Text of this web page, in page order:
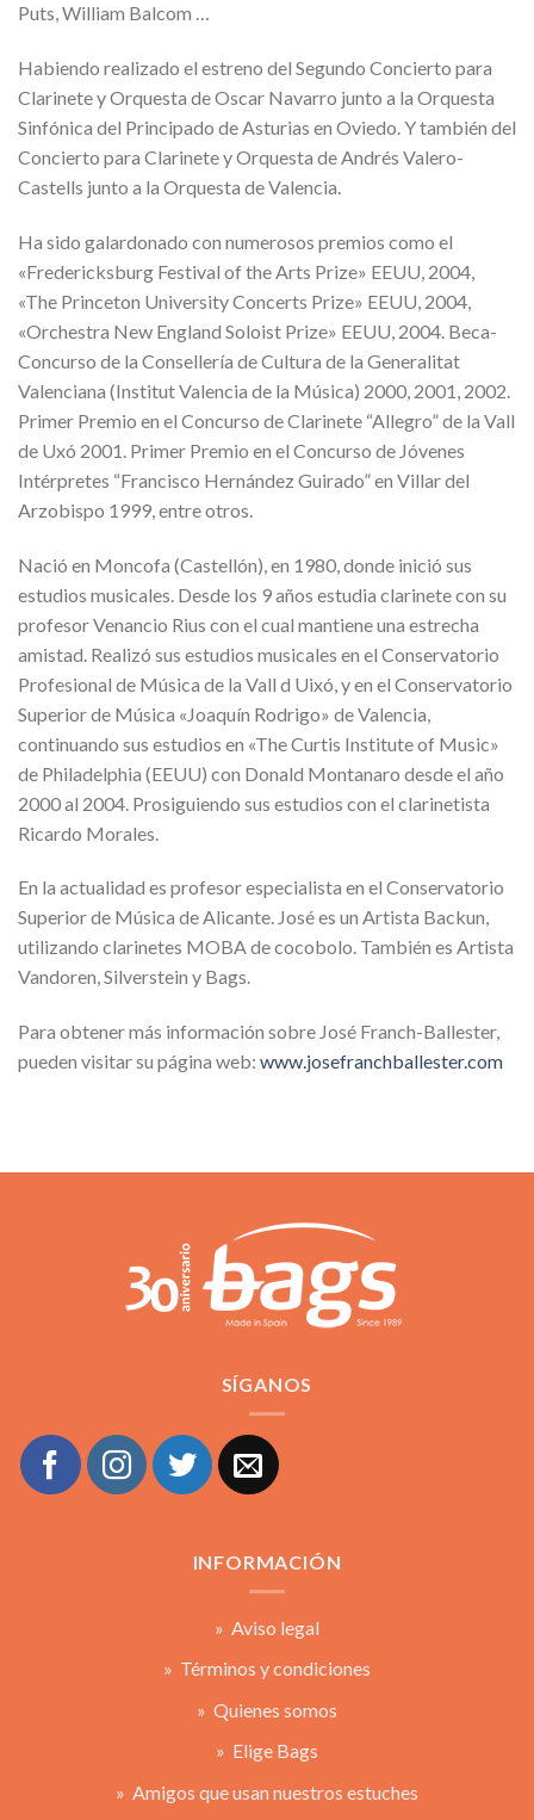
Puts, William Balcom …
Habiendo realizado el estreno del Segundo Concierto para
Clarinete y Orquesta de Oscar Navarro junto a la Orquesta
Sinfónica del Principado de Asturias en Oviedo. Y también del
Concierto para Clarinete y Orquesta de Andrés Valero-
Castells junto a la Orquesta de Valencia.
Ha sido galardonado con numerosos premios como el
«Fredericksburg Festival of the Arts Prize» EEUU, 2004,
«The Princeton University Concerts Prize» EEUU, 2004,
«Orchestra New England Soloist Prize» EEUU, 2004. Beca-
Concurso de la Consellería de Cultura de la Generalitat
Valenciana (Institut Valencia de la Música) 2000, 2001, 2002.
Primer Premio en el Concurso de Clarinete “Allegro” de la Vall
de Uxó 2001. Primer Premio en el Concurso de Jóvenes
Intérpretes “Francisco Hernández Guirado” en Villar del
Arzobispo 1999, entre otros.
Nació en Moncofa (Castellón), en 1980, donde inició sus
estudios musicales. Desde los 9 años estudia clarinete con su
profesor Venancio Rius con el cual mantiene una estrecha
amistad. Realizó sus estudios musicales en el Conservatorio
Profesional de Música de la Vall d Uixó, y en el Conservatorio
Superior de Música «Joaquín Rodrigo» de Valencia,
continuando sus estudios en «The Curtis Institute of Music»
de Philadelphia (EEUU) con Donald Montanaro desde el año
2000 al 2004. Prosiguiendo sus estudios con el clarinetista
Ricardo Morales.
En la actualidad es profesor especialista en el Conservatorio
Superior de Música de Alicante. José es un Artista Backun,
utilizando clarinetes MOBA de cocobolo. También es Artista
Vandoren, Silverstein y Bags.
Para obtener más información sobre José Franch-Ballester,
pueden visitar su página web: www.josefranchballester.com
SÍGANOS
INFORMACIÓN
» Aviso legal
» Términos y condiciones
» Quienes somos
» Elige Bags
» Amigos que usan nuestros estuches